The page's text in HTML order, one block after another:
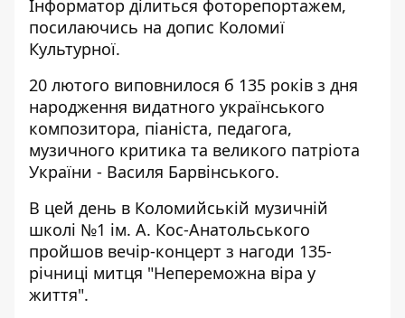
Інформатор ділиться фоторепортажем,
посилаючись на допис Коломиї
Культурної.
20 лютого виповнилося б 135 років з дня
народження видатного українського
композитора, піаніста, педагога,
музичного критика та великого патріота
України - Василя Барвінського.
В цей день в Коломийській музичній
школі №1 ім. А. Кос-Анатольського
пройшов вечір-концерт з нагоди 135-
річниці митця "Непереможна віра у
життя".